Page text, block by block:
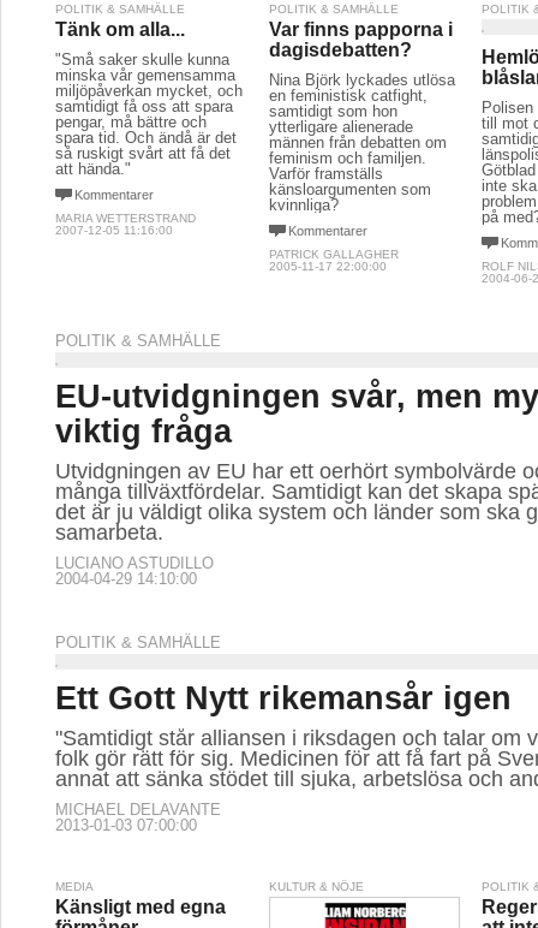
POLITIK & SAMHÄLLE
Tänk om alla...
"Små saker skulle kunna
minska vår gemensamma
miljöpåverkan mycket, och
samtidigt få oss att spara
pengar, må bättre och
spara tid. Och ändå är det
så ruskigt svårt att få det
att hända."
Kommentarer
MARIA WETTERSTRAND
2007-12-05 11:16:00
POLITIK & SAMHÄLLE
Var finns papporna i
dagisdebatten?
Nina Björk lyckades utlösa
en feministisk catfight,
samtidigt som hon
ytterligare alienerade
männen från debatten om
feminism och familjen.
Varför framställs
känsloargumenten som
kvinnliga?
Kommentarer
PATRICK GALLAGHER
2005-11-17 22:00:00
POLITIK
till mot
inte
på
ROLF
2004-06-
POLITIK & SAMHÄLLE
EU-utvidgningen svår, men
viktig fråga
Utvidgningen av EU har ett oerhört symbolvärde
många tillväxtfördelar. Samtidigt kan det skapa
det är ju väldigt olika system och länder som ska
samarbeta.
LUCIANO ASTUDILLO
2004-04-29 14:10:00
POLITIK & SAMHÄLLE
Ett Gott Nytt rikemansår igen
"Samtidigt står alliansen i riksdagen och talar om
folk gör rätt för sig. Medicinen för att få fart på
annat att sänka stödet till sjuka, arbetslösa och
MICHAEL DELAVANTE
2013-01-03 07:00:00
MEDIA
Känsligt med egna
KULTUR & NÖJE POLITIK